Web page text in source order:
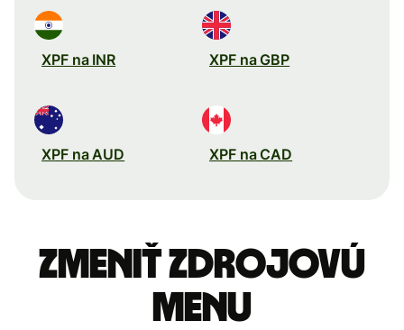
XPF na INR XPF na GBP
XPF na AUD XPF na CAD
Zmeniť zdrojovú
menu